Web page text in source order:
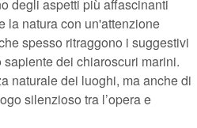
degli aspetti più affascinanti
la natura con un'attenzione
spesso ritraggono i suggestivi
sapiente dei chiaroscuri marini.
naturale dei luoghi, ma anche di
silenzioso tra l’opera e